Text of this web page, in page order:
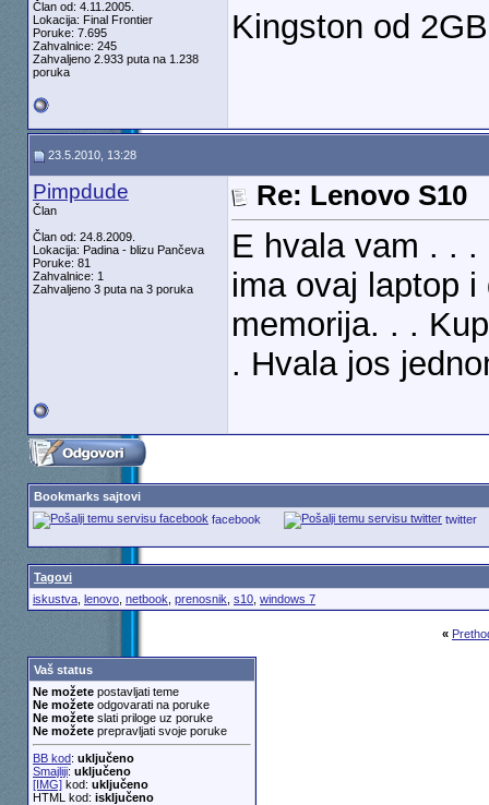
Član od: 4.11.2005.
Lokacija: Final Frontier
Poruke: 7.695
Zahvalnice: 245
Zahvaljeno 2.933 puta na 1.238
poruka
Kingston od
23.5.2010, 13:28
Pimpdude
Član
Član od: 24.8.2009.
Lokacija: Padina - blizu Pančeva
Poruke: 81
Zahvalnice: 1
Zahvaljeno 3 puta na 3 poruka
Re: Lenovo S10
E hvala vam . .
ima ovaj laptop
memorija. . .
. Hvala jos
Bookmarks sajtovi
facebook
twitter
Tagovi
iskustva, lenovo, netbook prenosnik s10, windows 7
«
Vaš status
Ne možetepostavljati teme
Ne možeteodgovarati na poruke
Ne možeteslati priloge uz poruke
Ne možeteprepravljati svoje poruke
BB kod: uključeno
Smajliji: uključeno
[IMG]kod: uključeno
HTML kod: isključeno